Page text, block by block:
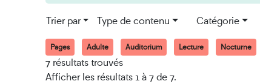
Trier par Type de contenu Catégorie
Pages Adulte Auditorium Lecture Nocturne
7 résultats trouvés
Afficher les résultats 1 à 7 de 7.